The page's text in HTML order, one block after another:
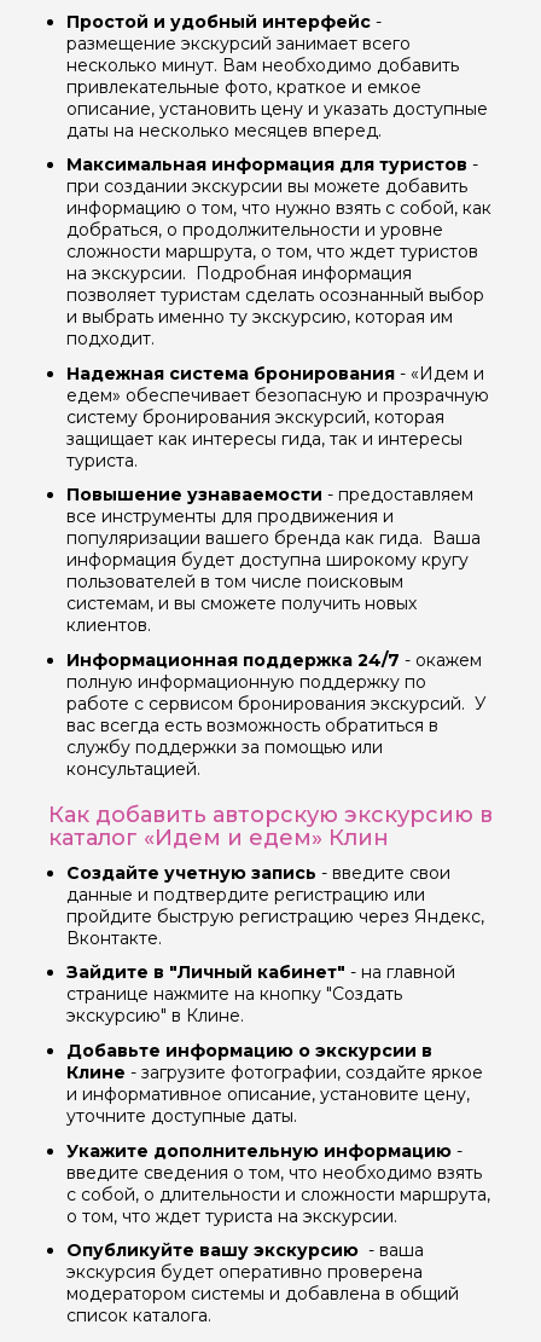
Простой и удобный интерфейс -
размещение экскурсий занимает всего
несколько минут. Вам необходимо добавить
привлекательные фото, краткое и емкое
описание, установить цену и указать доступные
даты на несколько месяцев вперед.
Максимальная информация для туристов -
при создании экскурсии вы можете добавить
информацию о том, что нужно взять с собой, как
добраться, о продолжительности и уровне
сложности маршрута, о том, что ждет туристов
на экскурсии. Подробная информация
позволяет туристам сделать осознанный выбор
и выбрать именно ту экскурсию, которая им
подходит.
Надежная система бронирования - «Идем и
едем» обеспечивает безопасную и прозрачную
систему бронирования экскурсий, которая
защищает как интересы гида, так и интересы
туриста.
Повышение узнаваемости - предоставляем
все инструменты для продвижения и
популяризации вашего бренда как гида. Ваша
информация будет доступна широкому кругу
пользователей в том числе поисковым
системам, и вы сможете получить новых
клиентов.
Информационная поддержка 24/7 - окажем
полную информационную поддержку по
работе с сервисом бронирования экскурсий. У
вас всегда есть возможность обратиться в
службу поддержки за помощью или
консультацией.
Как добавить авторскую экскурсию в
каталог «Идем и едем» Клин
Создайте учетную запись - введите свои
данные и подтвердите регистрацию или
пройдите быструю регистрацию через Яндекс,
Вконтакте.
Зайдите в "Личный кабинет" - на главной
странице нажмите на кнопку "Создать
экскурсию" в Клине.
Добавьте информацию о экскурсии в
Клине - загрузите фотографии, создайте яркое
и информативное описание, установите цену,
уточните доступные даты.
Укажите дополнительную информацию -
введите сведения о том, что необходимо взять
с собой, о длительности и сложности маршрута,
о том, что ждет туриста на экскурсии.
Опубликуйте вашу экскурсию - ваша
экскурсия будет оперативно проверена
модератором системы и добавлена в общий
список каталога.
Задайте свой вопрос гиду
Как вас зовут
Ваша электронная почта
Ваш номер телефона
Если у вас есть интересующие вопросы, можете их
задать
Я даю своё согласие на обработку персональных
данных